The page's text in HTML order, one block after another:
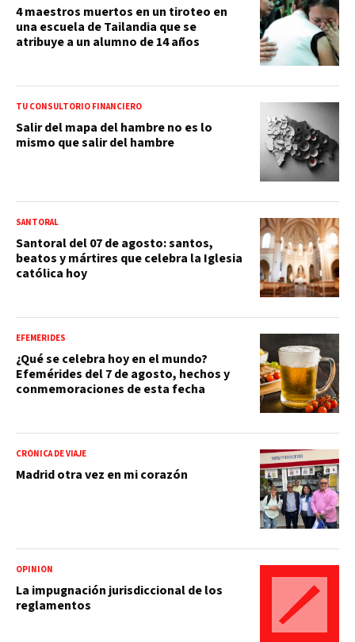
4 maestros muertos en un tiroteo en
una escuela de Tailandia que se
atribuye a un alumno de 14 años
TU CONSULTORIO FINANCIERO
Salir del mapa del hambre no es lo
mismo que salir del hambre
SANTORAL
Santoral del 07 de agosto: santos,
beatos y mártires que celebra la Iglesia
católica hoy
EFEMÉRIDES
¿Qué se celebra hoy en el mundo?
Efemérides del 7 de agosto, hechos y
conmemoraciones de esta fecha
CRÓNICA DE VIAJE
Madrid otra vez en mi corazón
OPINIÓN
La impugnación jurisdiccional de los
reglamentos